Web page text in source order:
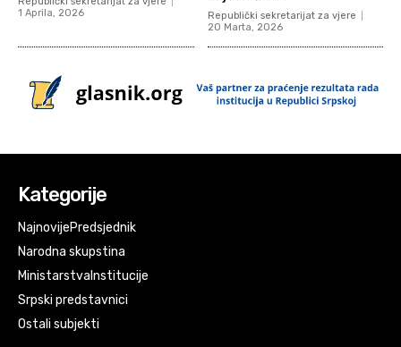
1 Aprila, 2026
Republički sekretarijat za vjere
20 Marta, 2026
Kategorije
NajnovijePredsjednik
Narodna skupstina
MinistarstvaInstitucije
Srpski predstavnici
Ostali subjekti